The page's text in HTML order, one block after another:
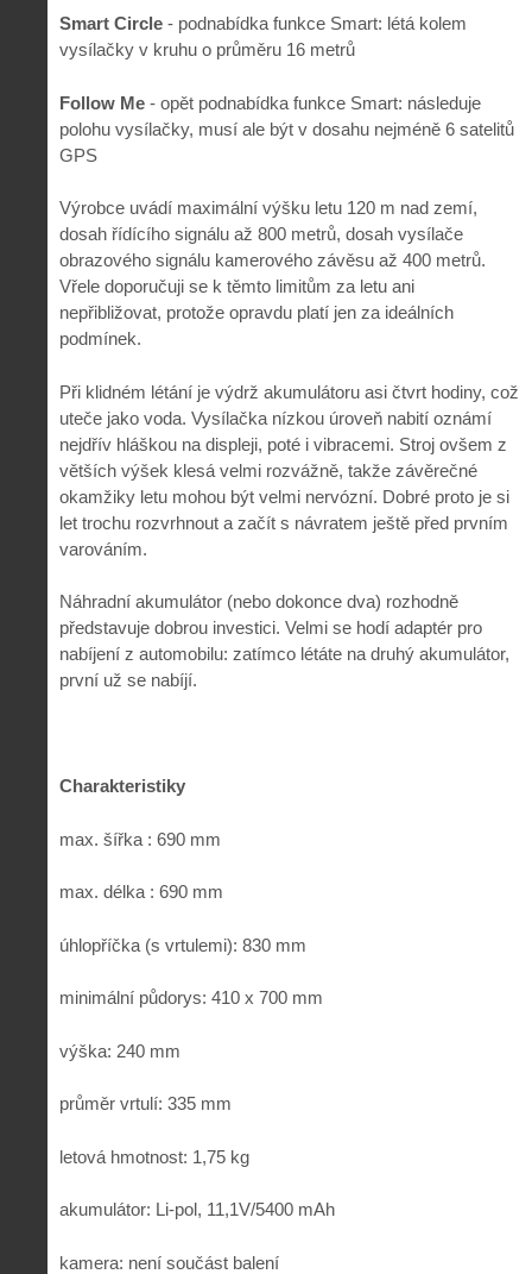
Smart Circle - podnabídka funkce Smart: létá kolem
vysílačky v kruhu o průměru 16 metrů
Follow Me - opět podnabídka funkce Smart: následuje
polohu vysílačky, musí ale být v dosahu nejméně 6 satelitů
GPS
Výrobce uvádí maximální výšku letu 120 m nad zemí,
dosah řídícího signálu až 800 metrů, dosah vysílače
obrazového signálu kamerového závěsu až 400 metrů.
Vřele doporučuji se k těmto limitům za letu ani
nepřibližovat, protože opravdu platí jen za ideálních
podmínek.
Při klidném létání je výdrž akumulátoru asi čtvrt hodiny, což
uteče jako voda. Vysílačka nízkou úroveň nabití oznámí
nejdřív hláškou na displeji, poté i vibracemi. Stroj ovšem z
větších výšek klesá velmi rozvážně, takže závěrečné
okamžiky letu mohou být velmi nervózní. Dobré proto je si
let trochu rozvrhnout a začít s návratem ještě před prvním
varováním.
Náhradní akumulátor (nebo dokonce dva) rozhodně
představuje dobrou investici. Velmi se hodí adaptér pro
nabíjení z automobilu: zatímco létáte na druhý akumulátor,
první už se nabíjí.
Charakteristiky
max. šířka : 690 mm
max. délka : 690 mm
úhlopříčka (s vrtulemi): 830 mm
minimální půdorys: 410 x 700 mm
výška: 240 mm
průměr vrtulí: 335 mm
letová hmotnost: 1,75 kg
akumulátor: Li-pol, 11,1V/5400 mAh
kamera: není součást balení